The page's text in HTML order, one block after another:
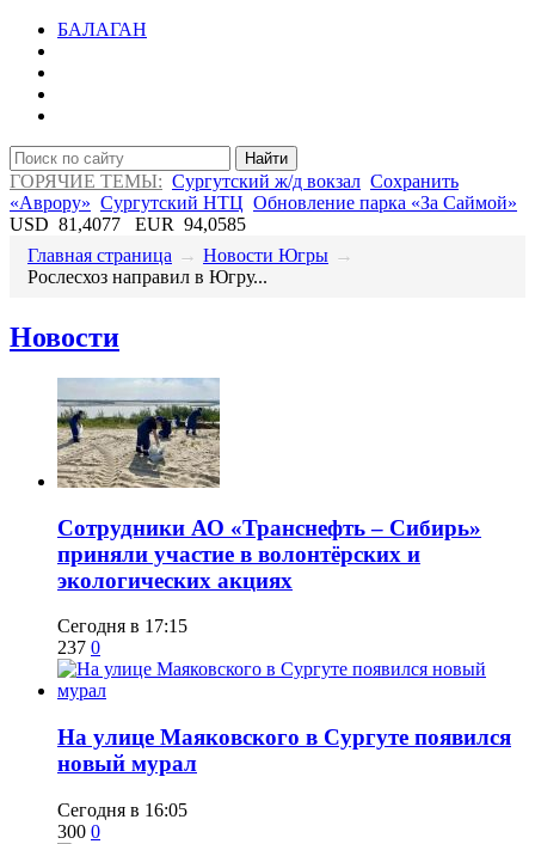
БАЛАГАН
Найти
ГОРЯЧИЕ ТЕМЫ: Сургутский ж/д вокзал Сохранить
«Аврору» Сургутский НТЦ Обновление парка «За Саймой»
USD 81,4077 EUR 94,0585
Главная страница → Новости Югры →
​Рослесхоз направил в Югру...
Новости
Сотрудники АО «Транснефть – Сибирь»
приняли участие в волонтёрских и
экологических акциях
Сегодня в 17:15
237 0
​На улице Маяковского в Сургуте появился
новый мурал
Сегодня в 16:05
300 0